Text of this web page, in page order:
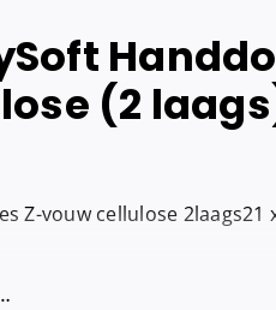
Hygiënezakjes
Maandverband
(2
Z-vouw cellulose 2laags21